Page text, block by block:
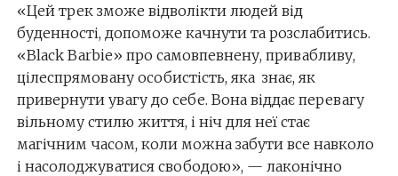
«Цей трек зможе відволікти людей від
буденності, допоможе качнути та розслабитись.
«Black Barbie» про самовпевнену, привабливу,
цілеспрямовану особистість, яка знає, як
привернути увагу до себе. Вона віддає перевагу
вільному стилю життя, і ніч для неї стає
магічним часом, коли можна забути все навколо
і насолоджуватися свободою», — лаконічно